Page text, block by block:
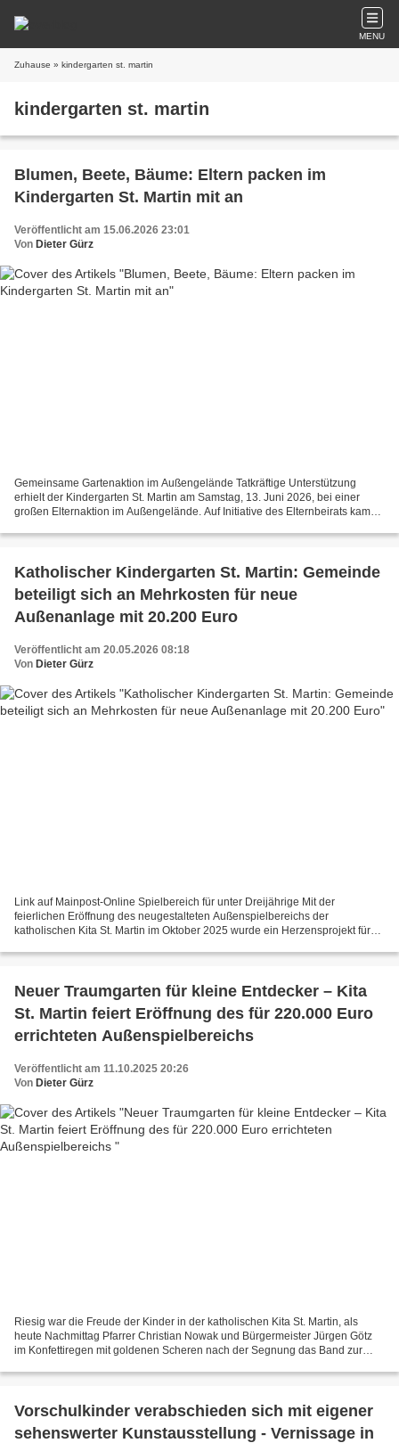
MENU
Zuhause » kindergarten st. martin
kindergarten st. martin
Blumen, Beete, Bäume: Eltern packen im
Kindergarten St. Martin mit an
Veröffentlicht am 15.06.2026 23:01
Von Dieter Gürz
Gemeinsame Gartenaktion im Außengelände Tatkräftige Unterstützung
erhielt der Kindergarten St. Martin am Samstag, 13. Juni 2026, bei einer
großen Elternaktion im Außengelände. Auf Initiative des Elternbeirats kamen
Katholischer Kindergarten St. Martin: Gemeinde
beteiligt sich an Mehrkosten für neue
Außenanlage mit 20.200 Euro
Veröffentlicht am 20.05.2026 08:18
Von Dieter Gürz
Link auf Mainpost-Online Spielbereich für unter Dreijährige Mit der
feierlichen Eröffnung des neugestalteten Außenspielbereichs der
katholischen Kita St. Martin im Oktober 2025 wurde ein Herzensprojekt für
Neuer Traumgarten für kleine Entdecker – Kita
St. Martin feiert Eröffnung des für 220.000 Euro
errichteten Außenspielbereichs
Veröffentlicht am 11.10.2025 20:26
Von Dieter Gürz
Riesig war die Freude der Kinder in der katholischen Kita St. Martin, als
heute Nachmittag Pfarrer Christian Nowak und Bürgermeister Jürgen Götz
im Konfettiregen mit goldenen Scheren nach der Segnung das Band zur
Vorschulkinder verabschieden sich mit eigener
sehenswerter Kunstausstellung - Vernissage in